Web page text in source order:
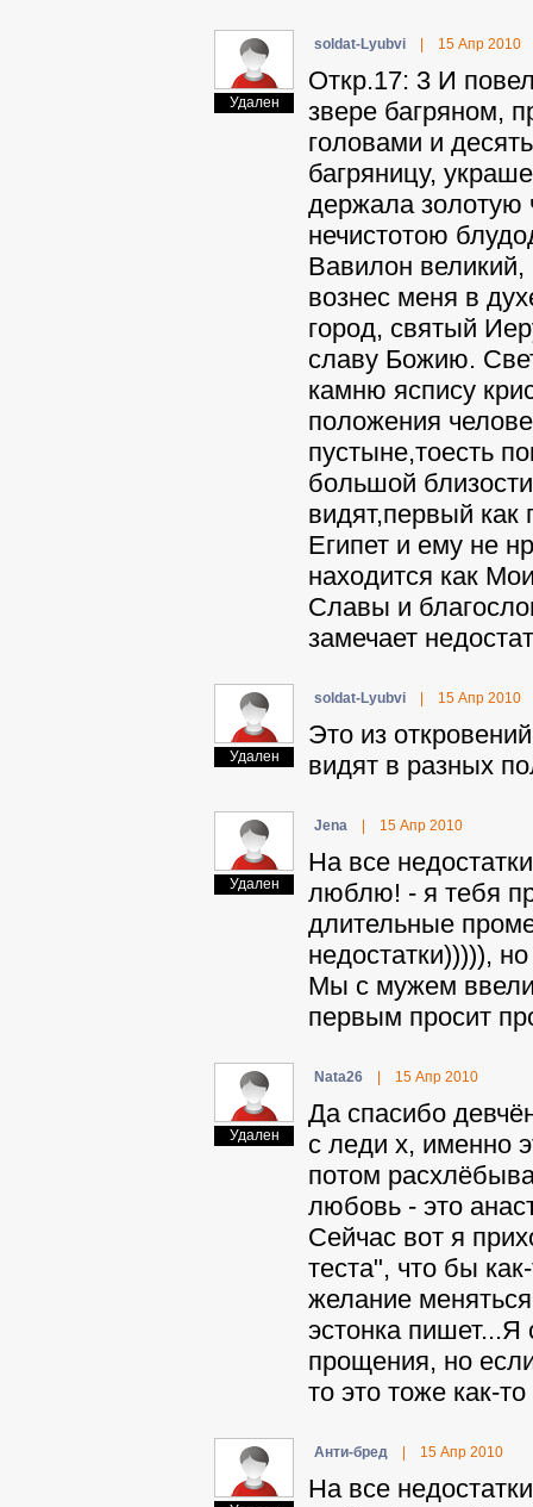
Удален
soldat-Lyubvi 15 Апр 2010
Откр.17: 3 И
звере багряном,
головами и
багряницу,
держала золотую
нечистотою
Вавилон
вознес меня в
город, святый
славу Божию.
камню яспису
положения
пустыне,тоесть
большой
видят,первый
Египет и ему не
находится как
Славы и
замечает
Удален
soldat-Lyubvi 15 Апр 2010
Это из
видят в разных
Удален
Jena 15 Апр 2010
На все
люблю! - я тебя
длительные
недостатки))))),
Мы с мужем ввели
первым просит
Удален
Nata26 15 Апр 2010
Да спасибо
с леди х, именно
потом
любовь - это
Сейчас вот я
теста", что бы
желание
эстонка пишет...Я
прощения, но
то это тоже как-
Aнти-бpeд 15 Апр 2010
На все